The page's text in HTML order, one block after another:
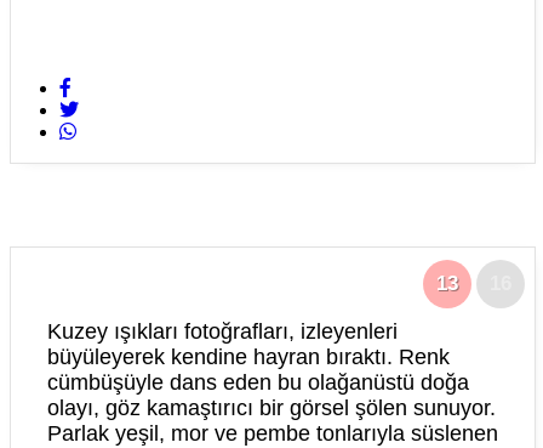
13
Kuzey ışıkları fotoğrafları, izleyenleri
büyüleyerek kendine hayran bıraktı. Renk
cümbüşüyle dans eden bu olağanüstü doğa
olayı, göz kamaştırıcı bir görsel şölen sunuyor.
Parlak yeşil, mor ve pembe tonlarıyla süslenen